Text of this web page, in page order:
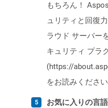
もちろん！
ュリティと回復
ラウド サーバー
キュリティ プラ
(https://
をお読みください
お気に入りの言